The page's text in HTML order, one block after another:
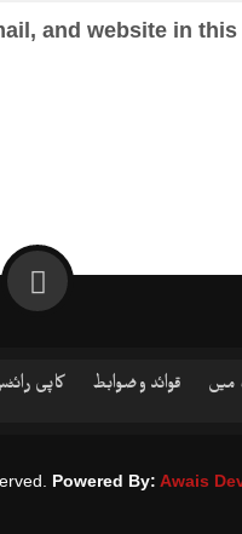
and website in
قوائد و ضوابط کاپی
Powered By: Awais